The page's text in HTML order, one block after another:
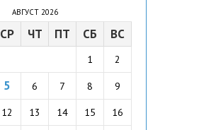
АВГУСТ 2026
СР ЧТ ПТ СБ ВС
1 2
5 6 7 8 9
12 13 14 15 16